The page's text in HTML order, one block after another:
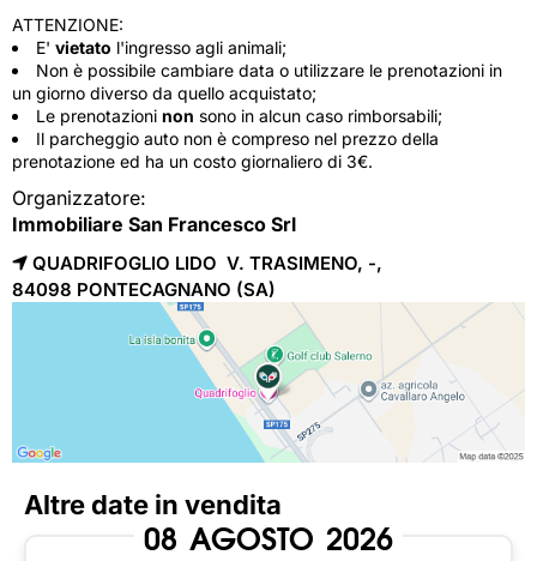
ATTENZIONE:
E' vietato l'ingresso agli animali;
Non è possibile cambiare data o utilizzare le prenotazioni in
un giorno diverso da quello acquistato;
Le prenotazioni non sono in alcun caso rimborsabili;
Il parcheggio auto non è compreso nel prezzo della
prenotazione ed ha un costo giornaliero di 3€.
Organizzatore:
Immobiliare San Francesco Srl
QUADRIFOGLIO LIDO V. TRASIMENO, -,
84098 PONTECAGNANO (SA)
Altre date in vendita
08 AGOSTO 2026